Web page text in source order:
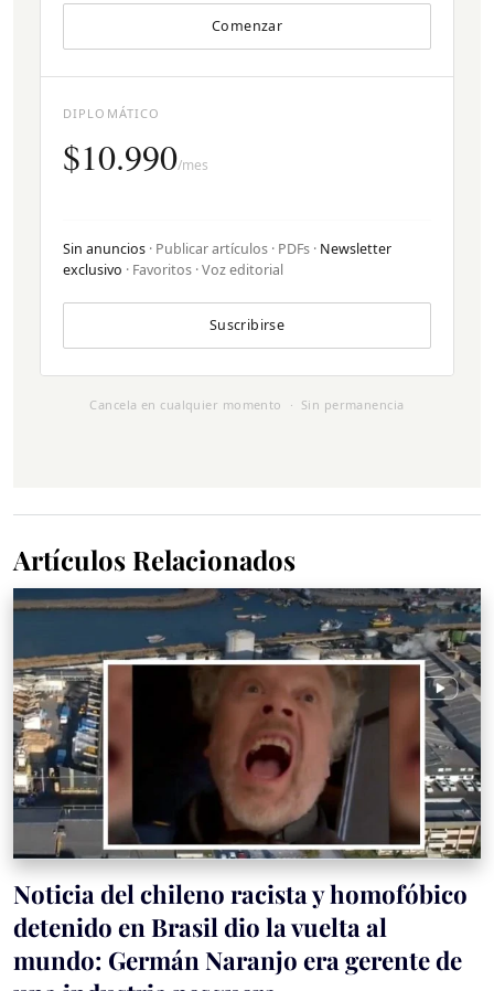
Comenzar
DIPLOMÁTICO
$10.990/mes
Sin anuncios · Publicar artículos · PDFs · Newsletter
exclusivo · Favoritos · Voz editorial
Suscribirse
Cancela en cualquier momento · Sin permanencia
Artículos Relacionados
Noticia del chileno racista y homofóbico
detenido en Brasil dio la vuelta al
mundo: Germán Naranjo era gerente de